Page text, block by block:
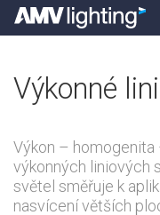
Výkonné
Výkon –
výkonných liniových
světel směřuje k
nasvícení větších